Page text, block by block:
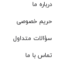
درباره ما
حریم خصوصی
سؤالات متداول
تماس با ما